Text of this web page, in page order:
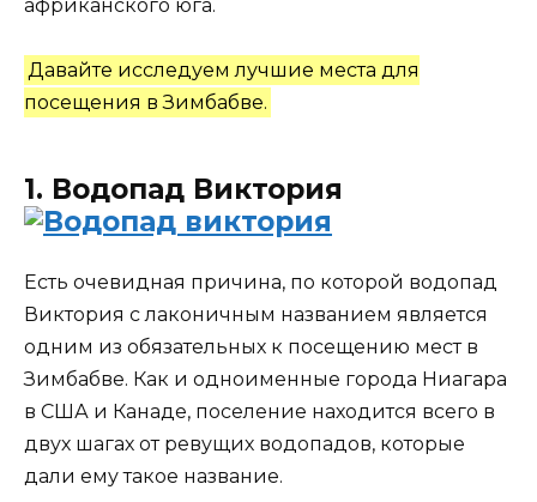
африканского юга.
Давайте исследуем лучшие места для
посещения в Зимбабве.
1. Водопад Виктория
Есть очевидная причина, по которой водопад
Виктория с лаконичным названием является
одним из обязательных к посещению мест в
Зимбабве. Как и одноименные города Ниагара
в США и Канаде, поселение находится всего в
двух шагах от ревущих водопадов, которые
дали ему такое название.